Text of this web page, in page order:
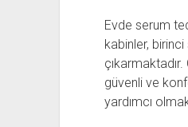
Evde serum
kabinler,
güvenli ve
yardımcı